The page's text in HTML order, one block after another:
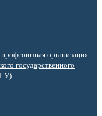
организация
государственного